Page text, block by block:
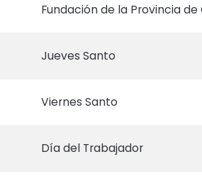
Fundación de la Provincia de
Jueves Santo
Viernes Santo
Día del Trabajador